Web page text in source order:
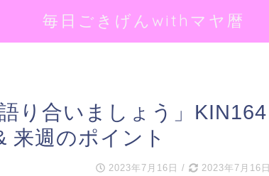
毎日ごきげんwithマヤ暦
り合いましょう」KIN164
来週のポイント
2023年7月16日 / 2023年7月16日